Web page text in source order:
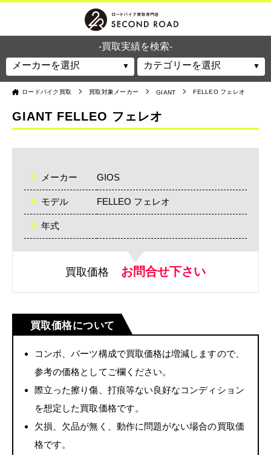
-買取実績を検索-
ロードバイク買取 買取対象メーカー GIANT FELLEO フェレオ
GIANT FELLEO フェレオ
メーカー GIOS
モデル FELLEO フェレオ
年式
買取価格 お問合せ下さい
買取価格について
コンポ、パーツ構成で買取価格は増減しますので、
参考の価格としてご欄ください。
際立った擦り傷、打痕等ない良好なコンディション
を想定した買取価格です。
欠損、欠品が無く、動作に問題がない場合の買取価
格です。